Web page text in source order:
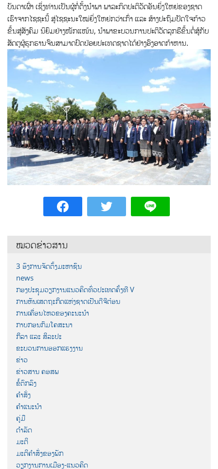
ບັນດາເຜົ່າ ເຊິ່ງທ່ານເປັນຜູ້ກໍ່ຕັ້ງນໍາພາ ພາລະກິດປະຕິວັດອັນຍິ່ງໃຫຍ່ຂອງຊາດ
ເຮົາຈາກໄຊຊະນີ້ ສູ່ໄຊຊະນະໃໝ່ຍິ່ງໃຫຍ່ກວ່າເກົ່າ ແລະ ສ້າງປະຖົມປັດໃຈກ້າວ
ຂຶ້ນສູ່ສັງຄົມ ນິຍົມຢ່າງໜັກແໜ້ນ, ນໍາພາຂະບວນການປະຕິວັດລຸກຮືຂຶ້ນຕໍ່ສູ້ກັບ
ສັດຕູຜູ້ຮຸກຮານຈົນສາມາດປົດປ່ອຍປະເທດຊາດໄດ້ຢ່າງອົງອາດກ້າຫານ.
ໝວດຂ່າວສານ
3 ອົງການຈັດຕັ້ງມະຫາຊົນ
news
ກອງປະຊຸມວຽກງານແນວຄິດທົ່ວປະເທດຄັ້ງທີ V
ການຫັນເສດຖະກິດແຫ່ງຊາດເປັນດີຈີຕ໋ອນ
ການເຄື່ອນໄຫວຂອງຄະນະນຳ
ກາບກອນກົມໂຄສະນາ
ກິລາ ແລະ ສິລະປະ
ຂະບວນການອອກແຮງງານ
ຂ່າວ
ຂ່າວສານ ຄອສພ
ຂໍ້ຕົກລົງ
ຄຳສັ່ງ
ຄຳແນະນຳ
ຄູ່ມື
ດຳລັດ
ມະຕິ
ມະຕິຄຳສັ່ງຂອງພັກ
ວຽກງານການເມືອງ-ແນວຄິດ